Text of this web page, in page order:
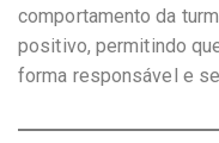
comportamento da
positivo, permitindo
forma responsável e